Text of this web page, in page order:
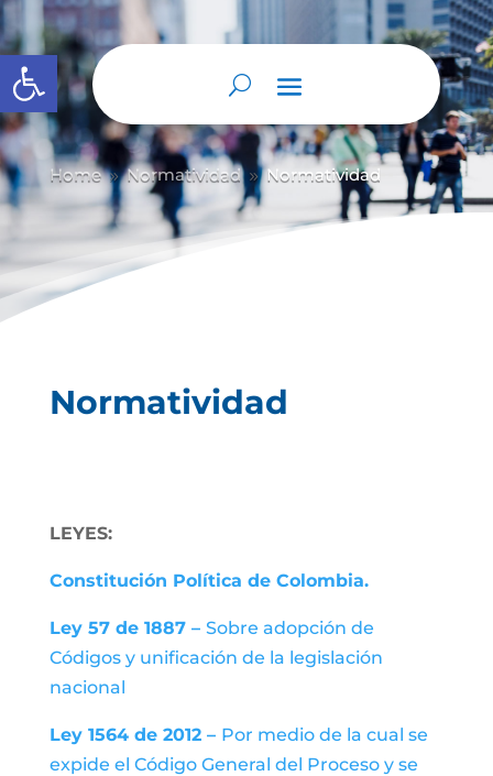
Abrir barra de herramientas
Home 9 Normatividad 9 Normatividad
Normatividad
LEYES:
Constitución Política de Colombia.
Ley 57 de 1887 – Sobre adopción de
Códigos y unificación de la legislación
nacional
Ley 1564 de 2012 – Por medio de la cual se
expide el Código General del Proceso y se